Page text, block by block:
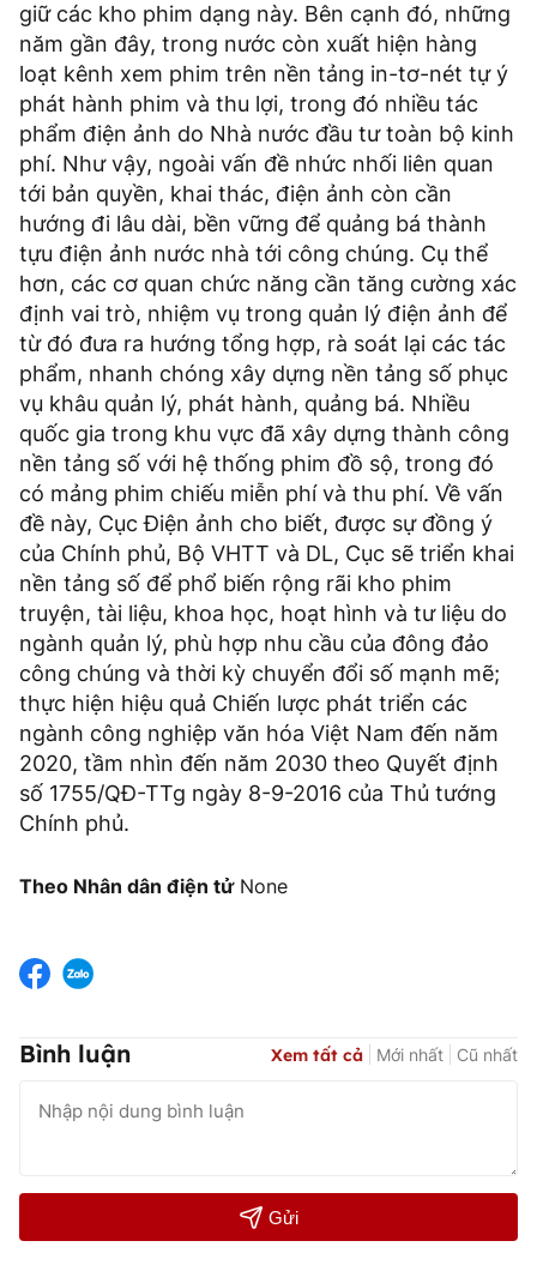
giữ các kho phim dạng này. Bên cạnh đó, những
năm gần đây, trong nước còn xuất hiện hàng
loạt kênh xem phim trên nền tảng in-tơ-nét tự ý
phát hành phim và thu lợi, trong đó nhiều tác
phẩm điện ảnh do Nhà nước đầu tư toàn bộ kinh
phí. Như vậy, ngoài vấn đề nhức nhối liên quan
tới bản quyền, khai thác, điện ảnh còn cần
hướng đi lâu dài, bền vững để quảng bá thành
tựu điện ảnh nước nhà tới công chúng. Cụ thể
hơn, các cơ quan chức năng cần tăng cường xác
định vai trò, nhiệm vụ trong quản lý điện ảnh để
từ đó đưa ra hướng tổng hợp, rà soát lại các tác
phẩm, nhanh chóng xây dựng nền tảng số phục
vụ khâu quản lý, phát hành, quảng bá. Nhiều
quốc gia trong khu vực đã xây dựng thành công
nền tảng số với hệ thống phim đồ sộ, trong đó
có mảng phim chiếu miễn phí và thu phí. Về vấn
đề này, Cục Ðiện ảnh cho biết, được sự đồng ý
của Chính phủ, Bộ VHTT và DL, Cục sẽ triển khai
nền tảng số để phổ biến rộng rãi kho phim
truyện, tài liệu, khoa học, hoạt hình và tư liệu do
ngành quản lý, phù hợp nhu cầu của đông đảo
công chúng và thời kỳ chuyển đổi số mạnh mẽ;
thực hiện hiệu quả Chiến lược phát triển các
ngành công nghiệp văn hóa Việt Nam đến năm
2020, tầm nhìn đến năm 2030 theo Quyết định
số 1755/QÐ-TTg ngày 8-9-2016 của Thủ tướng
Chính phủ.
Theo Nhân dân điện tửNone
Bình luận Xem tất cả Mới nhất Cũ nhất
Gửi